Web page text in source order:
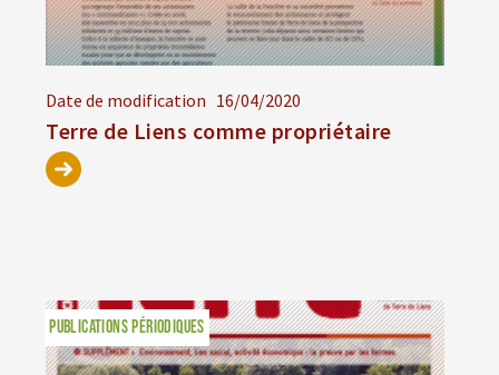
Date de modification 16/04/2020
Terre de Liens comme propriétaire
PUBLICATIONS PÉRIODIQUES